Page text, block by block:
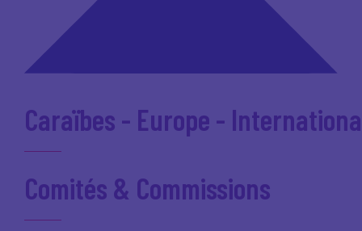
Caraïbes - Europe -
Comités & Commissions